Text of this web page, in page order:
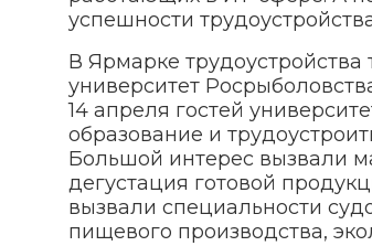
успешности
В Ярмарке трудоустройства
университет
14 апреля гостей
образование и
Большой интерес вызвали
дегустация готовой
вызвали специальности
пищевого производства,